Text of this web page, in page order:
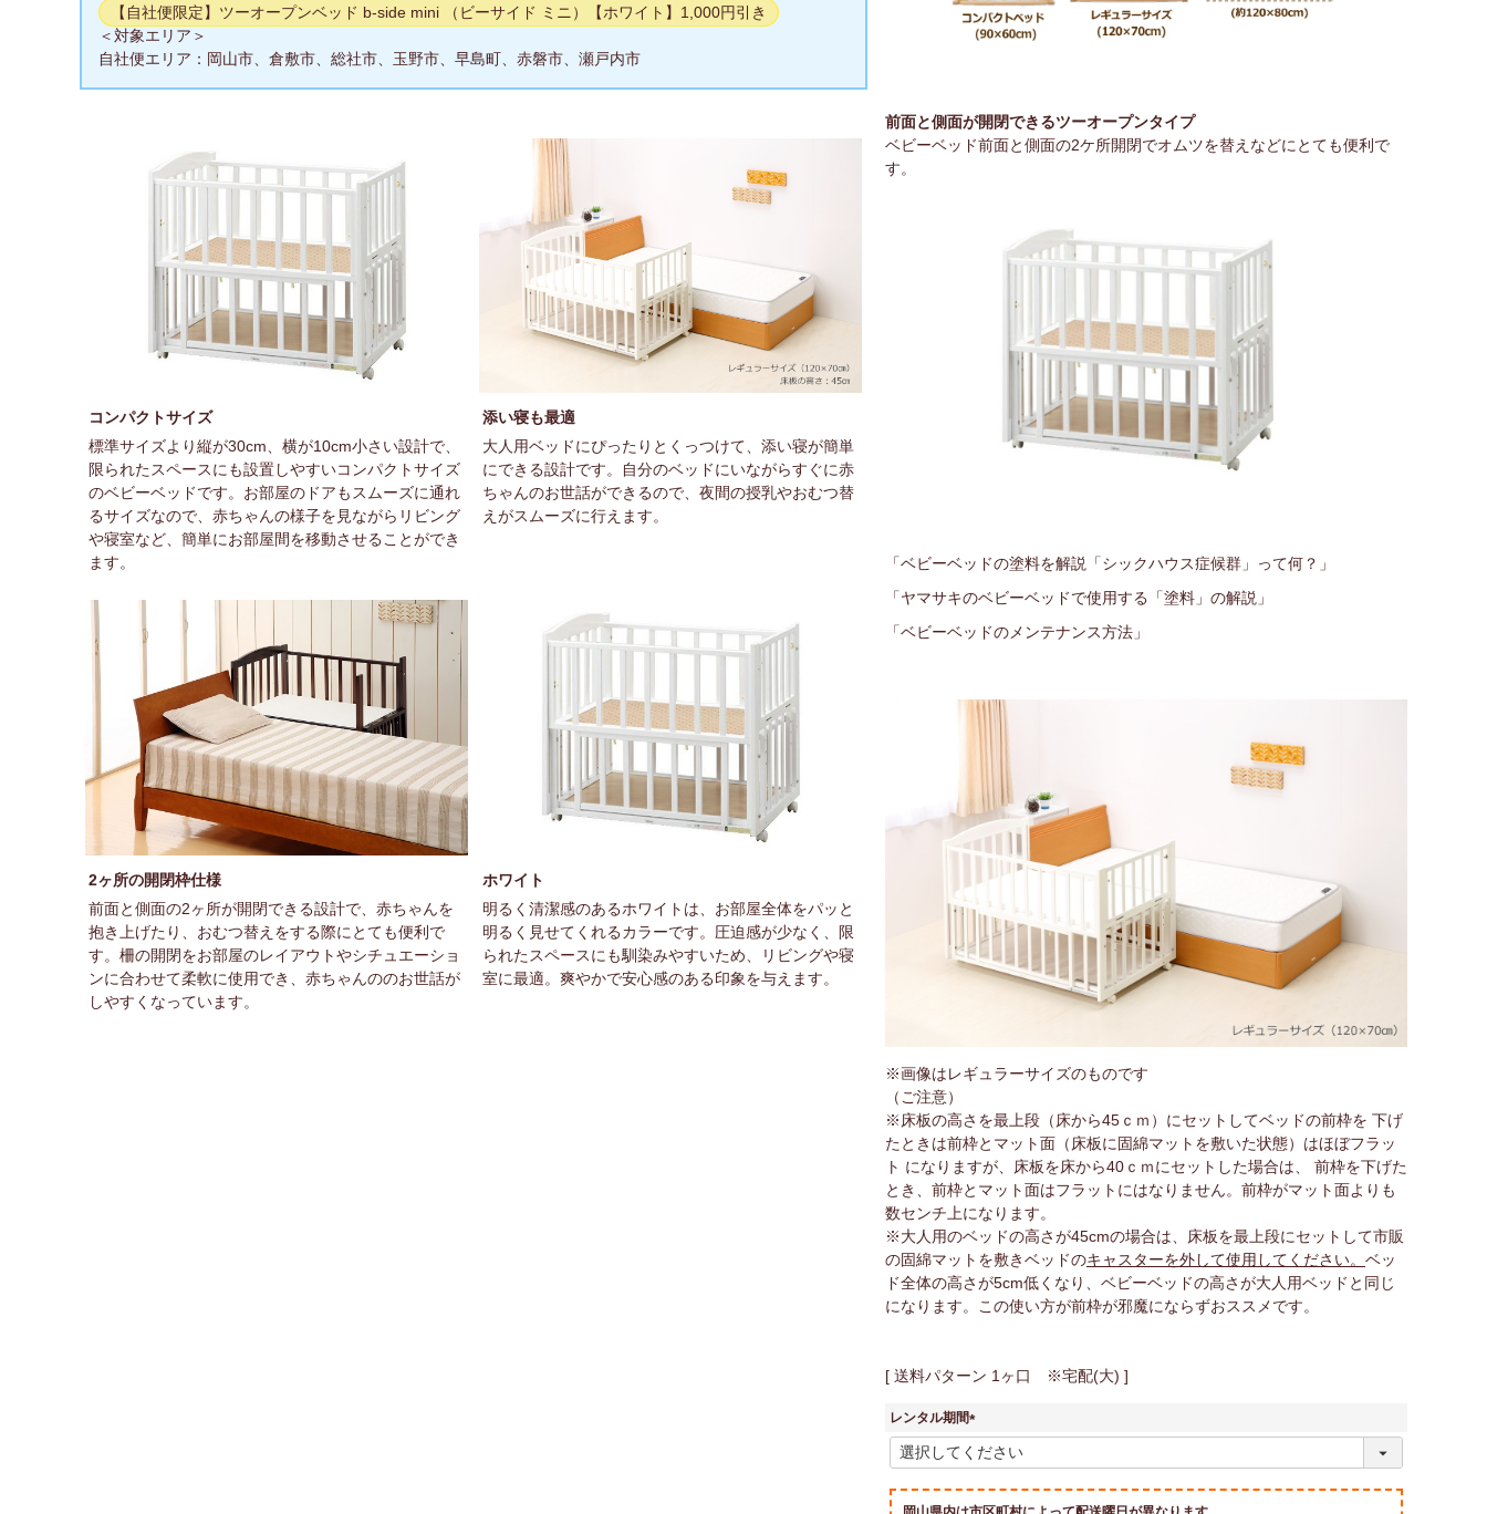
【自社便限定】ツーオープンベッド b-side mini （ビーサイド ミニ）【ホワイト】1,000円引き
＜対象エリア＞
自社便エリア：岡山市、倉敷市、総社市、玉野市、早島町、赤磐市、瀬戸内市
コンパクトサイズ
標準サイズより縦が30cm、横が10cm小さい設計で、
限られたスペースにも設置しやすいコンパクトサイズ
のベビーベッドです。お部屋のドアもスムーズに通れ
るサイズなので、赤ちゃんの様子を見ながらリビング
や寝室など、簡単にお部屋間を移動させることができ
ます。
添い寝も最適
大人用ベッドにぴったりとくっつけて、添い寝が簡単
にできる設計です。自分のベッドにいながらすぐに赤
ちゃんのお世話ができるので、夜間の授乳やおむつ替
えがスムーズに行えます。
2ヶ所の開閉枠仕様
前面と側面の2ヶ所が開閉できる設計で、赤ちゃんを
抱き上げたり、おむつ替えをする際にとても便利で
す。柵の開閉をお部屋のレイアウトやシチュエーショ
ンに合わせて柔軟に使用でき、赤ちゃんののお世話が
しやすくなっています。
ホワイト
明るく清潔感のあるホワイトは、お部屋全体をパッと
明るく見せてくれるカラーです。圧迫感が少なく、限
られたスペースにも馴染みやすいため、リビングや寝
室に最適。爽やかで安心感のある印象を与えます。
前面と側面が開閉できるツーオープンタイプ
ベビーベッド前面と側面の2ケ所開閉でオムツを替えなどにとても便利で
す。
「ベビーベッドの塗料を解説「シックハウス症候群」って何？」
「ヤマサキのベビーベッドで使用する「塗料」の解説」
「ベビーベッドのメンテナンス方法」
※画像はレギュラーサイズのものです
（ご注意）
※床板の高さを最上段（床から45ｃｍ）にセットしてベッドの前枠を 下げ
たときは前枠とマット面（床板に固綿マットを敷いた状態）はほぼフラッ
ト になりますが、床板を床から40ｃｍにセットした場合は、 前枠を下げた
とき、前枠とマット面はフラットにはなりません。前枠がマット面よりも
数センチ上になります。
※大人用のベッドの高さが45cmの場合は、床板を最上段にセットして市販
の固綿マットを敷きベッドのキャスターを外して使用してください。 ベッ
ド全体の高さが5cm低くなり、ベビーベッドの高さが大人用ベッドと同じ
になります。この使い方が前枠が邪魔にならずおススメです。
送料パターン 1ヶ口 ※宅配(大)
レンタル期間
(
必